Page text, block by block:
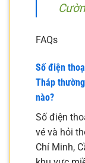
FAQs
Số điện
Tháp
nào?
Số điện
vé và hỏi
Chí Minh,